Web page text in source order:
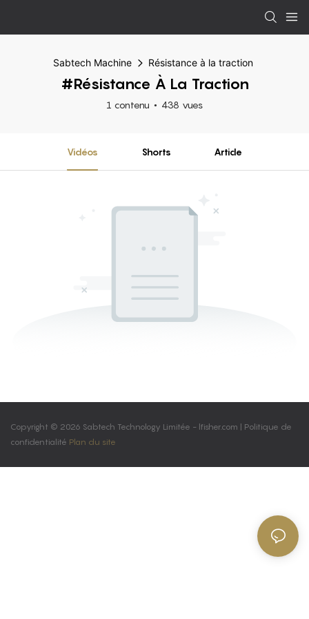
Sabtech Machine Résistance à la traction
#Résistance À La Traction
1 contenu 438 vues
Vidéos Shorts Article
Copyright © 2026 Sabtech Technology Limitée - lfisher.com | Politique de
confidentialité Plan du site